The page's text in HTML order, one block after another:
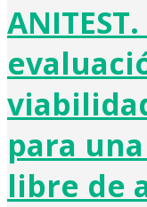
para
libre de